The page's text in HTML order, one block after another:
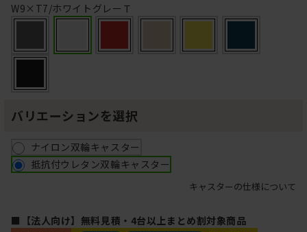
W9×T7/ホワイトグレーＴ
バリエーションを選択
ナイロン双輪キャスター
抵抗付ウレタン双輪キャスター
キャスターの仕様について
■【法人向け】無料見積・4台以上まとめ割対象商品